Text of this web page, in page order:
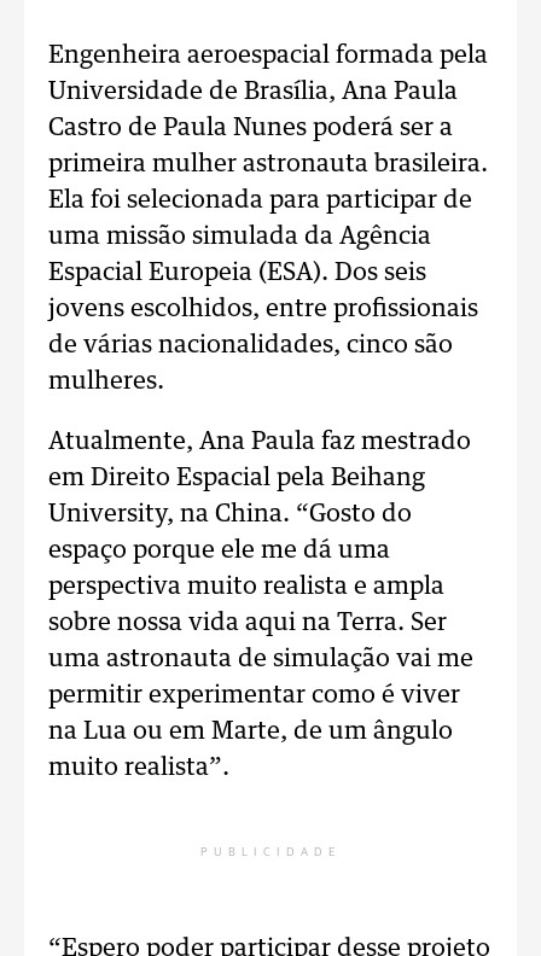
Engenheira aeroespacial formada pela
Universidade de Brasília, Ana Paula
Castro de Paula Nunes poderá ser a
primeira mulher astronauta brasileira.
Ela foi selecionada para participar de
uma missão simulada da Agência
Espacial Europeia (ESA). Dos seis
jovens escolhidos, entre profissionais
de várias nacionalidades, cinco são
mulheres.
Atualmente, Ana Paula faz mestrado
em Direito Espacial pela Beihang
University, na China. “Gosto do
espaço porque ele me dá uma
perspectiva muito realista e ampla
sobre nossa vida aqui na Terra. Ser
uma astronauta de simulação vai me
permitir experimentar como é viver
na Lua ou em Marte, de um ângulo
muito realista”.
PUBLICIDADE
“Espero poder participar desse projeto